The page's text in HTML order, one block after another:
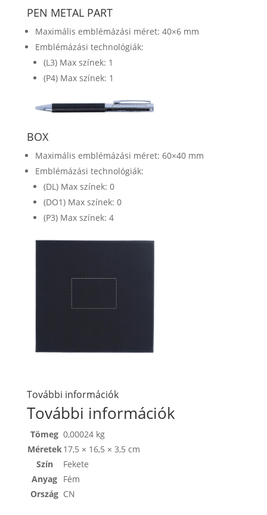
PEN METAL PART
Maximális emblémázási méret: 40×6 mm
Emblémázási technológiák:
(L3) Max színek: 1
(P4) Max színek: 1
BOX
Maximális emblémázási méret: 60×40 mm
Emblémázási technológiák:
(DL) Max színek: 0
(DO1) Max színek: 0
(P3) Max színek: 4
További információk
További információk
Tömeg 0,00024 kg
Méretek 17,5 × 16,5 × 3,5 cm
Szín
Fekete
Anyag Fém
Ország CN